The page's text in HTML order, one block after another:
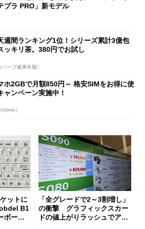
プラ PRO」新モデル
週間ランキング1位！シリーズ累計3億包
ッキリ茶。380円でお試し
ハーブ健康本舗）
ホ2GBで月額850円～ 格安SIMをお得に使
ャンペーン実施中！
IIJmio）
ットに
B1
ボー
「全グレードで2～3割増し」
の衝撃 グラフィックスカー
ドの値上がりラッシュでアキ